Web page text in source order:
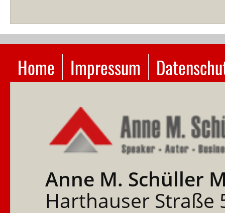
Navigation
überspringen
Home Impressum
Anne M. Schüller
Harthauser Straße